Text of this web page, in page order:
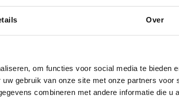
Over
om functies voor social media te bieden
gebruik van onze site met onze partners voor
combineren met andere informatie die u
23
A 13 8